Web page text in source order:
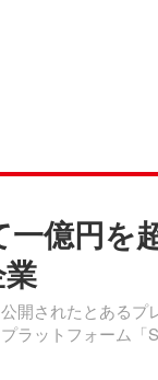
億円を
開されたとある
ラットフォーム